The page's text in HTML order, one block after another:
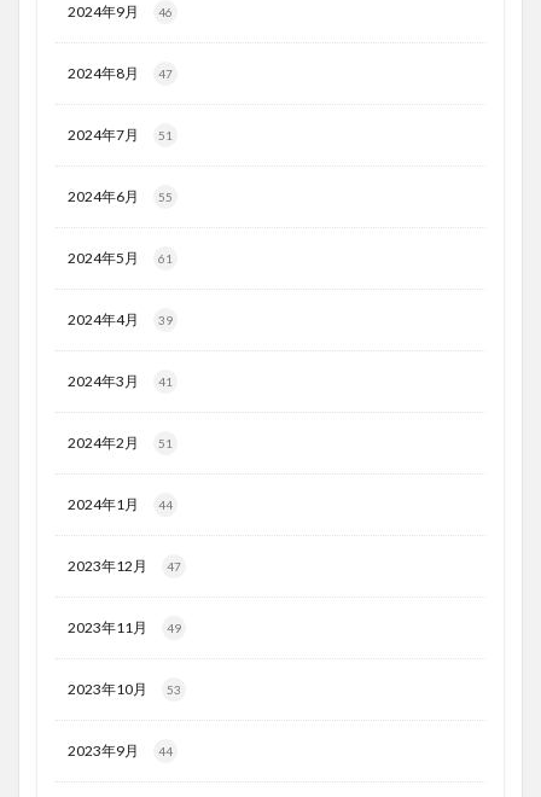
2024年9月 46
2024年8月 47
2024年7月 51
2024年6月 55
2024年5月 61
2024年4月 39
2024年3月 41
2024年2月 51
2024年1月 44
2023年12月 47
2023年11月 49
2023年10月 53
2023年9月 44